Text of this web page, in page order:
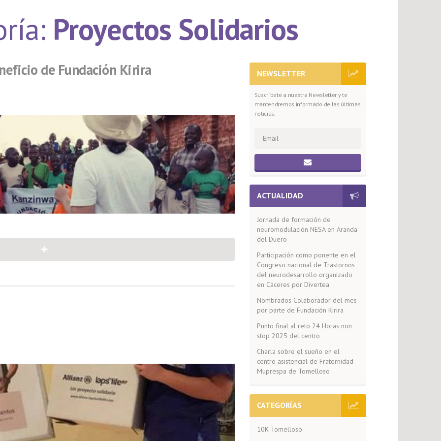
Proyectos Solidarios
de Fundación Kirira NEWSLETTER
Suscríbete a nuestra Newsletter y te
mantendremos informado de las últimas
noticias.
ACTUALIDAD
Jornada de formación de
neuromodulación NESA en Aranda
del Duero
Participación como ponente en el
Congreso nacional de Trastornos
del neurodesarrollo organizado
en Cáceres por Divertea
Nombrados Colaborador del mes
por parte de Fundación Kirira
Punto final al reto 24 Horas non
stop 2025 del centro
Charla sobre el sueño en el
centro asistencial de Fraternidad
Muprespa de Tomelloso
CATEGORÍAS
10K Tomelloso